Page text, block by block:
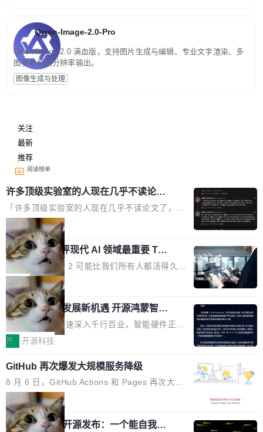
Qwen-Image-2.0-Pro
Qwen-Image-2.0 满血版，支持图片生成与编辑、专业文字渲染、多
图参考和高分辨率输出。
图像生成与处理
关注
最新
推荐
阅读榜单
许多顶级实验室的人现在几乎不读论文
了
「许多顶级实验室的人现在几乎不读论文了，而
且他们认为 ICLR/ICML/NeurIPS 充斥着大量过
度宣传和欺诈。」 OpenAI 研究员 Keller Jorda
n 这条推文引发了广泛讨论。他不是在说风凉
话，他是说出了一个圈内人尽皆知但很少公开捅
破的事实。 Jordan 随后补充了一句软化声明：
「我不认为这些会议上大部分论文都在过度宣传
或造假。问题是，作为读者，如果你筛选出那些
看起来最令人兴奋的论文，那它们大部分都是过
度宣传的。」 这才是真正的痛点。不是所有论文
都有问题，是最吸引眼球的那批论文最有问题。
他引用的帖子来自 Mathew Shen，一位 ICLR 2
026 的读者：「看了篇 ...
局
xAI 前工程师评现代 AI 领域最重要 Top
3 开源项目
Flash Attention 2 可能比我们所有人都活得久。
这句话不是来自某个技术博客，而是出自 Hieu
Pham 的一条推文。Hieu Pham 是谁？他是 xAI
的早期工程师之一，在 Grok 训练基础设施团队
工作过。近日他在 X 上发了一条帖子，列出了他
认为现代 AI 领域最重要的三个开源项目。 第一
个名字毫无悬念：Flash Attention 2。 Hieu 的
理由很具体。FA 系列不需要解释，但 FA2 是他
认为最重要的一个——复杂度恰到好处，刚好能
驱动你去学 CuTe，但还没被那些"邪恶的" Hopp
er++ 优化所淹没，足够容易修改和适配。 更关
键的是 FA2 的持久性...
局
共商智能硬件发展新机遇 开源鸿蒙智能
硬件开发者日杭州站即将举行
随着万物智联加速深入千行百业，智能硬件正从
单点设备迈向智能化、网联化、协同化发展。作
鸿蒙通过统一技术底座和分布式能力，为不同类
型智能设备的开发、连接与互联提供关键支撑，
也为产业链企业探索产品创新与商业增长打开新
的空间。 8月14日，开源鸿蒙智能硬件开发者日
（OHDD：OpenHarmony Hardware Develope
开 开源科技
GitHub 再次爆发大规模服务降级
8 月 6 日，GitHub Actions 和 Pages 再次大规
模服务降级，Actions 完全不可用超过 5 小时，
webhook 停发，连自托管 runner 也因调度层故
障无法工作。Pages、Copilot code review、C
局
Prime Agent 开源发布：一个能自我改